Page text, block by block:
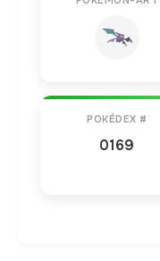
POKÉDEX #
0169